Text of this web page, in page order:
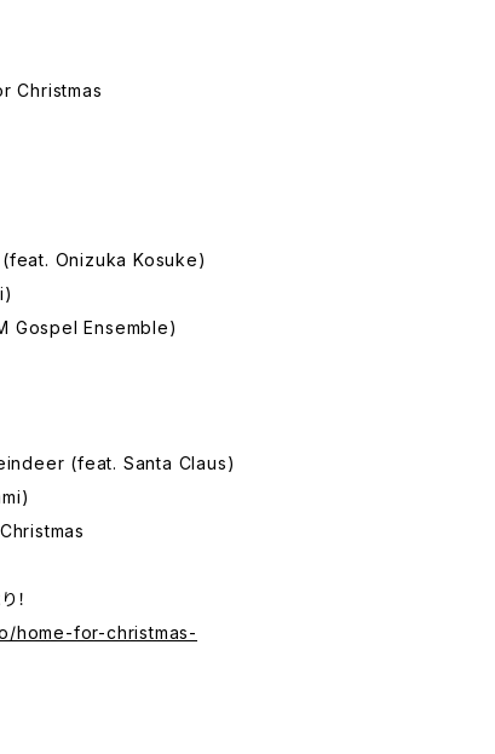
Christmas
Onizuka Kosuke)
Gospel Ensemble)
(feat. Santa Claus)
！
home-for-christmas-